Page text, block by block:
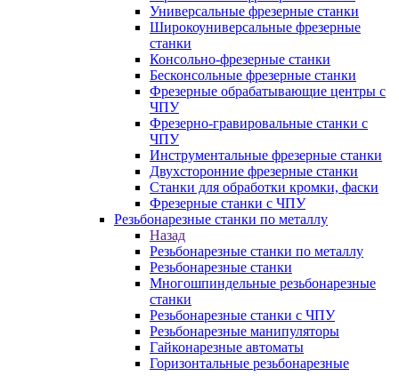
Универсальные фрезерные станки
Широкоуниверсальные фрезерные
станки
Консольно-фрезерные станки
Бесконсольные фрезерные станки
Фрезерные обрабатывающие центры с
ЧПУ
Фрезерно-гравировальные станки с
ЧПУ
Инструментальные фрезерные станки
Двухсторонние фрезерные станки
Станки для обработки кромки, фаски
Фрезерные станки с ЧПУ
Резьбонарезные станки по металлу
Назад
Резьбонарезные станки по металлу
Резьбонарезные станки
Многошпиндельные резьбонарезные
станки
Резьбонарезные станки с ЧПУ
Резьбонарезные манипуляторы
Гайконарезные автоматы
Горизонтальные резьбонарезные